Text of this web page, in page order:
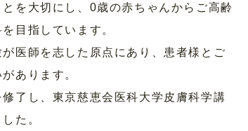
を大切にし、0歳の赤ちゃんからご高齢
目指しています。
医師を志した原点にあり、患者様とご
あります。
了し、東京慈恵会医科大学皮膚科学講
た。